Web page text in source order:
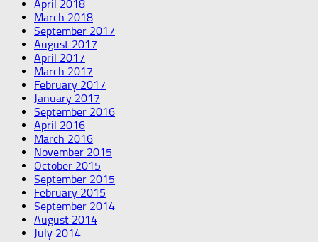
April 2018
March 2018
September 2017
August 2017
April 2017
March 2017
February 2017
January 2017
September 2016
April 2016
March 2016
November 2015
October 2015
September 2015
February 2015
September 2014
August 2014
July 2014